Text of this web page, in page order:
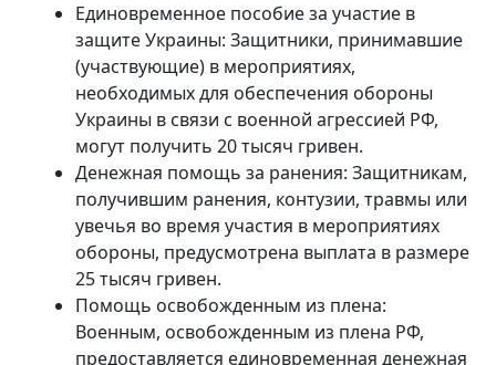
Единовременное пособие за участие в
защите Украины: Защитники, принимавшие
(участвующие) в мероприятиях,
необходимых для обеспечения обороны
Украины в связи с военной агрессией РФ,
могут получить 20 тысяч гривен.
Денежная помощь за ранения: Защитникам,
получившим ранения, контузии, травмы или
увечья во время участия в мероприятиях
обороны, предусмотрена выплата в размере
25 тысяч гривен.
Помощь освобожденным из плена:
Военным, освобожденным из плена РФ,
предоставляется единовременная денежная